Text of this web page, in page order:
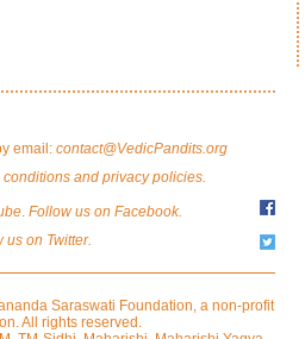
email: contact@VedicPandits.org
and privacy policies.
. Follow us on Facebook.
us on Twitter.
Saraswati Foundation, a non-profit
All rights reserved.